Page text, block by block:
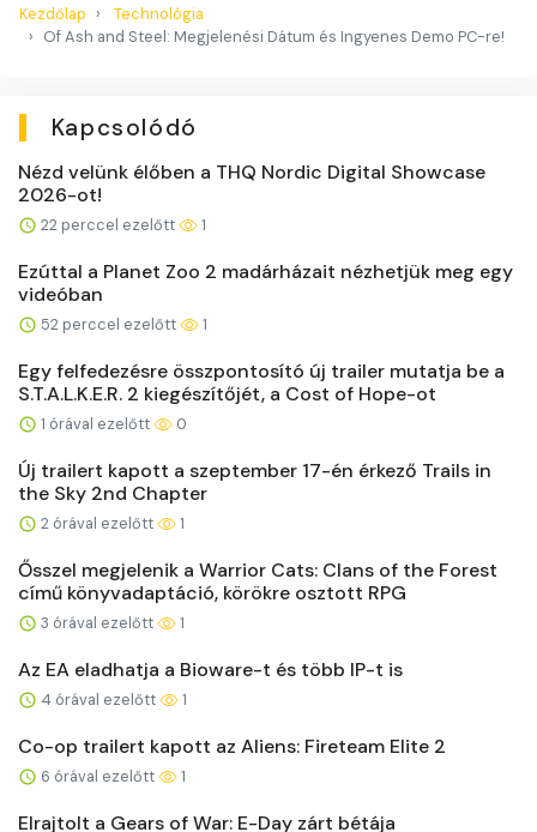
Kezdőlap
Technológia
Of Ash and Steel: Megjelenési Dátum és Ingyenes Demo PC-re!
Kapcsolódó
Nézd velünk élőben a THQ Nordic Digital Showcase
2026-ot!
22 perccel ezelőtt 1
Ezúttal a Planet Zoo 2 madárházait nézhetjük meg egy
videóban
52 perccel ezelőtt 1
Egy felfedezésre összpontosító új trailer mutatja be a
S.T.A.L.K.E.R. 2 kiegészítőjét, a Cost of Hope-ot
1 órával ezelőtt 0
Új trailert kapott a szeptember 17-én érkező Trails in
the Sky 2nd Chapter
2 órával ezelőtt 1
Ősszel megjelenik a Warrior Cats: Clans of the Forest
című könyvadaptáció, körökre osztott RPG
3 órával ezelőtt 1
Az EA eladhatja a Bioware-t és több IP-t is
4 órával ezelőtt 1
Co-op trailert kapott az Aliens: Fireteam Elite 2
6 órával ezelőtt 1
Elrajtolt a Gears of War: E-Day zárt bétája